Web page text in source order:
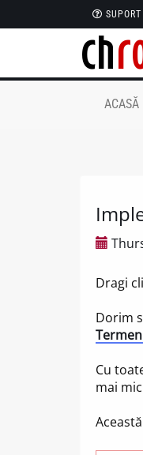
ACASĂ
Dragi
Dorim
Cu
mai